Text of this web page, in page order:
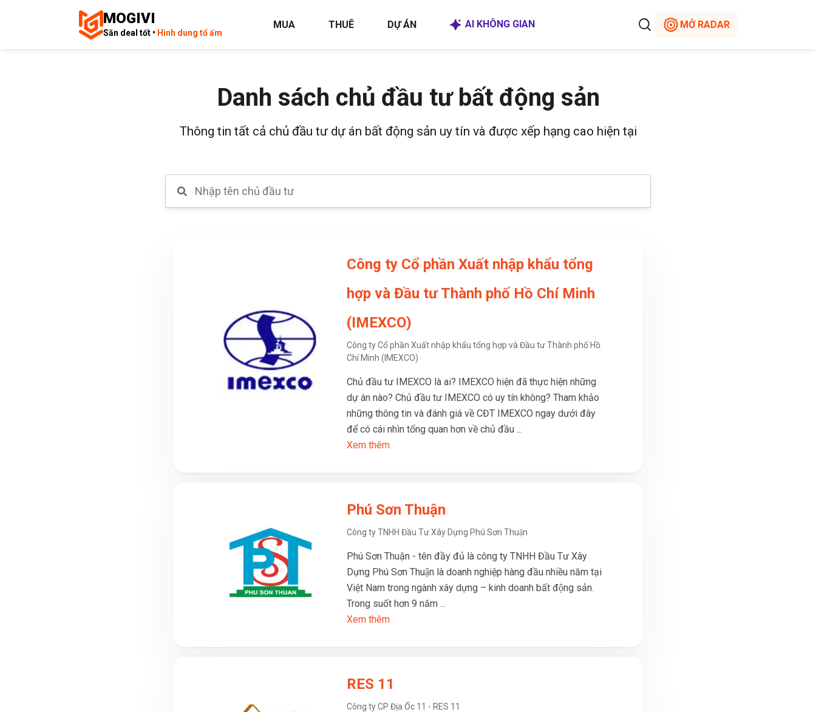
MOGIVI
Săn deal tốt • Hình dung tổ ấm
MUA THUÊ DỰ ÁN AI KHÔNG GIAN MỞ RADAR
Danh sách chủ đầu tư bất động sản
Thông tin tất cả chủ đầu tư dự án bất động sản uy tín và được xếp hạng cao hiện tại
Công ty Cổ phần Xuất nhập khẩu tổng
hợp và Đầu tư Thành phố Hồ Chí Minh
(IMEXCO)
Công ty Cổ phần Xuất nhập khẩu tổng hợp và Đầu tư Thành phố Hồ
Chí Minh (IMEXCO)
Chủ đầu tư IMEXCO là ai? IMEXCO hiện đã thực hiện những
dự án nào? Chủ đầu tư IMEXCO có uy tín không? Tham khảo
những thông tin và đánh giá về CĐT IMEXCO ngay dưới đây
để có cái nhìn tổng quan hơn về chủ đầu ...
Xem thêm
Phú Sơn Thuận
Công ty TNHH Đầu Tư Xây Dựng Phú Sơn Thuận
Phú Sơn Thuận - tên đầy đủ là công ty TNHH Đầu Tư Xây
Dựng Phú Sơn Thuận là doanh nghiệp hàng đầu nhiều năm tại
Việt Nam trong ngành xây dựng – kinh doanh bất động sản.
Trong suốt hơn 9 năm ...
Xem thêm
RES 11
Công ty CP Địa Ốc 11 - RES 11